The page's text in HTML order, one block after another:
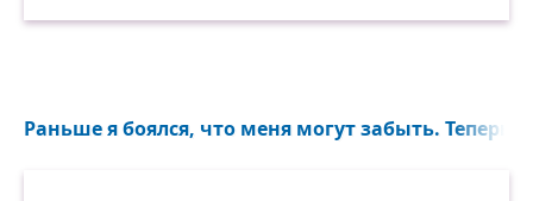
Раньше я боялся, что меня могут забыть. Теперь